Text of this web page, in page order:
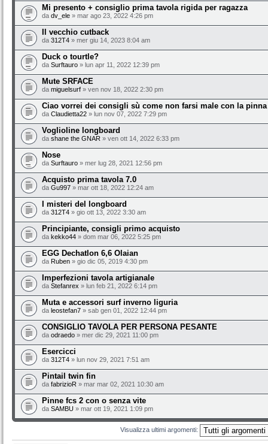
Mi presento + consiglio prima tavola rigida per ragazza
da dv_ele » mar ago 23, 2022 4:26 pm
Il vecchio cutback
da 312T4 » mer giu 14, 2023 8:04 am
Duck o tourtle?
da Surftauro » lun apr 11, 2022 12:39 pm
Mute SRFACE
da miguelsurf » ven nov 18, 2022 2:30 pm
Ciao vorrei dei consigli sù come non farsi male con la pinna
da Claudietta22 » lun nov 07, 2022 7:29 pm
Voglioline longboard
da shane the GNAR » ven ott 14, 2022 6:33 pm
Nose
da Surftauro » mer lug 28, 2021 12:56 pm
Acquisto prima tavola 7.0
da Gu997 » mar ott 18, 2022 12:24 am
I misteri del longboard
da 312T4 » gio ott 13, 2022 3:30 am
Principiante, consigli primo acquisto
da kekko44 » dom mar 06, 2022 5:25 pm
EGG Dechatlon 6,6 Olaian
da Ruben » gio dic 05, 2019 4:30 pm
Imperfezioni tavola artigianale
da Stefanrex » lun feb 21, 2022 6:14 pm
Muta e accessori surf inverno liguria
da leostefan7 » sab gen 01, 2022 12:44 pm
CONSIGLIO TAVOLA PER PERSONA PESANTE
da odraedo » mer dic 29, 2021 11:00 pm
Esercicci
da 312T4 » lun nov 29, 2021 7:51 am
Pintail twin fin
da fabrizioR » mar mar 02, 2021 10:30 am
Pinne fcs 2 con o senza vite
da SAMBU » mar ott 19, 2021 1:09 pm
Visualizza ultimi argomenti: